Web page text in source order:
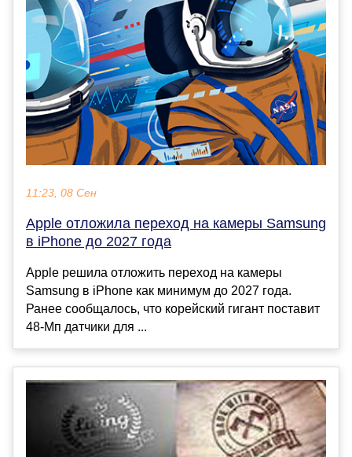
11:23, 08 Сен
Apple отложила переход на камеры Samsung
в iPhone до 2027 года
Apple решила отложить переход на камеры
Samsung в iPhone как минимум до 2027 года.
Ранее сообщалось, что корейский гигант поставит
48-Мп датчики для ...